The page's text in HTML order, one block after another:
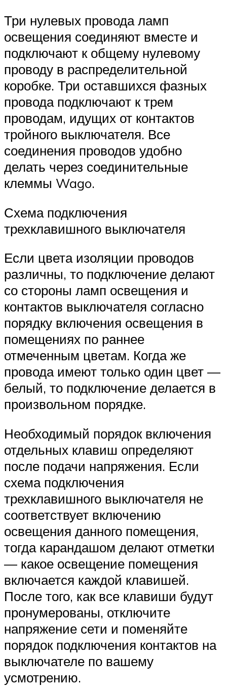
Три нулевых провода ламп
освещения соединяют вместе и
подключают к общему нулевому
проводу в распределительной
коробке. Три оставшихся фазных
провода подключают к трем
проводам, идущих от контактов
тройного выключателя. Все
соединения проводов удобно
делать через соединительные
клеммы Wago.
Схема подключения
трехклавишного выключателя
Если цвета изоляции проводов
различны, то подключение делают
со стороны ламп освещения и
контактов выключателя согласно
порядку включения освещения в
помещениях по раннее
отмеченным цветам. Когда же
провода имеют только один цвет —
белый, то подключение делается в
произвольном порядке.
Необходимый порядок включения
отдельных клавиш определяют
после подачи напряжения. Если
схема подключения
трехклавишного выключателя не
соответствует включению
освещения данного помещения,
тогда карандашом делают отметки
— какое освещение помещения
включается каждой клавишей.
После того, как все клавиши будут
пронумерованы, отключите
напряжение сети и поменяйте
порядок подключения контактов на
выключателе по вашему
усмотрению.